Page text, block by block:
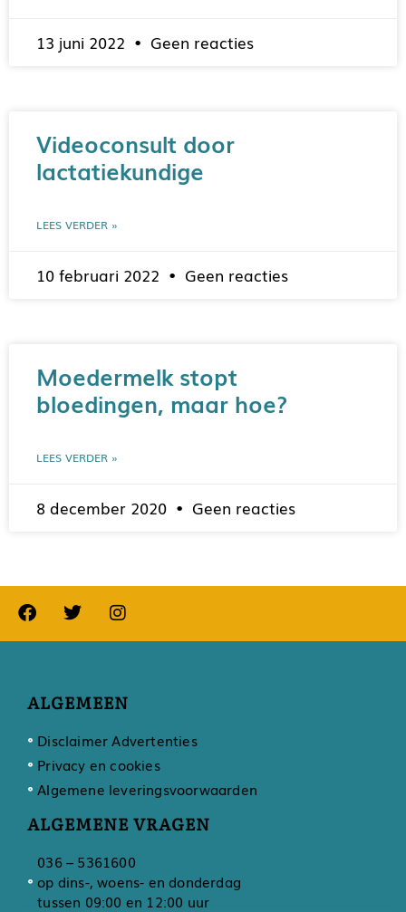
13 juni 2022 Geen reacties
Videoconsult door
lactatiekundige
LEES VERDER »
10 februari 2022 Geen reacties
Moedermelk stopt
bloedingen, maar hoe?
LEES VERDER »
8 december 2020 Geen reacties
ALGEMEEN
Disclaimer Advertenties
Privacy en cookies
Algemene leveringsvoorwaarden
ALGEMENE VRAGEN
036 – 5361600
op dins-, woens- en donderdag
tussen 09:00 en 12:00 uur